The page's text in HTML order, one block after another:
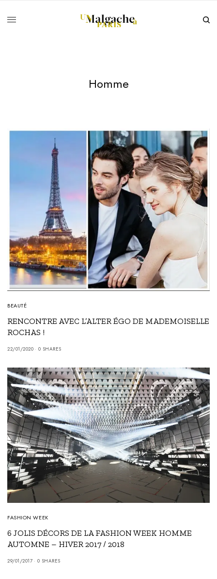
Homme
BEAUTÉ
RENCONTRE AVEC L’ALTER ÉGO DE MADEMOISELLE
ROCHAS !
22/01/2020 0 SHARES
FASHION WEEK
6 JOLIS DÉCORS DE LA FASHION WEEK HOMME
AUTOMNE – HIVER 2017 / 2018
29/01/2017 0 SHARES